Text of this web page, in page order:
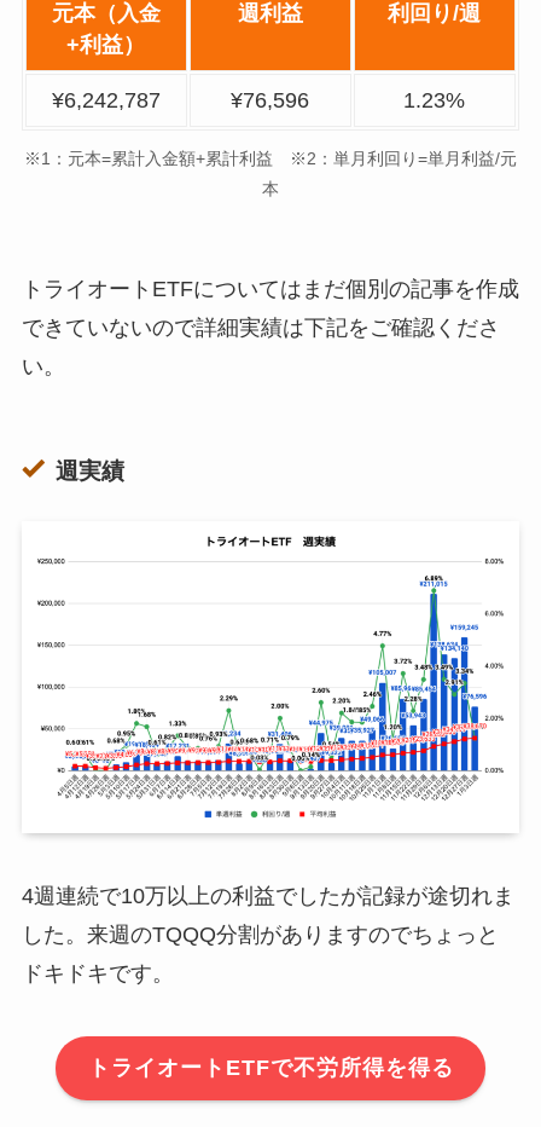
元本（入金
+利益）
週利益 利回り/週
¥6,242,787 ¥76,596 1.23%
※1：元本=累計入金額+累計利益 ※2：単月利回り=単月利益/元
本
トライオートETFについてはまだ個別の記事を作成
できていないので詳細実績は下記をご確認くださ
い。
週実績
4週連続で10万以上の利益でしたが記録が途切れま
した。来週のTQQQ分割がありますのでちょっと
ドキドキです。
トライオートETFで不労所得を得る